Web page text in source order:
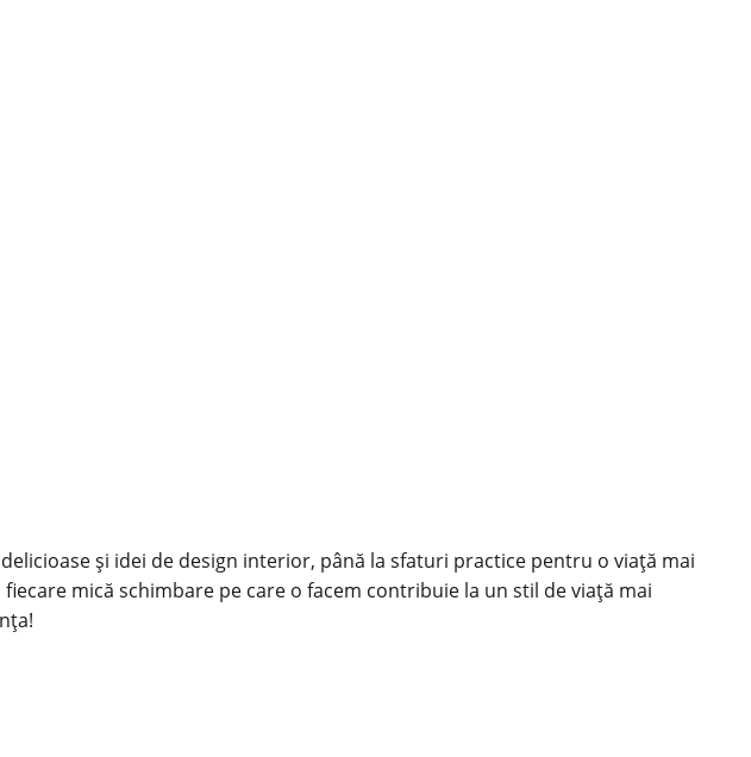
și idei de design interior, până la sfaturi practice pentru o viață mai
mică schimbare pe care o facem contribuie la un stil de viață mai